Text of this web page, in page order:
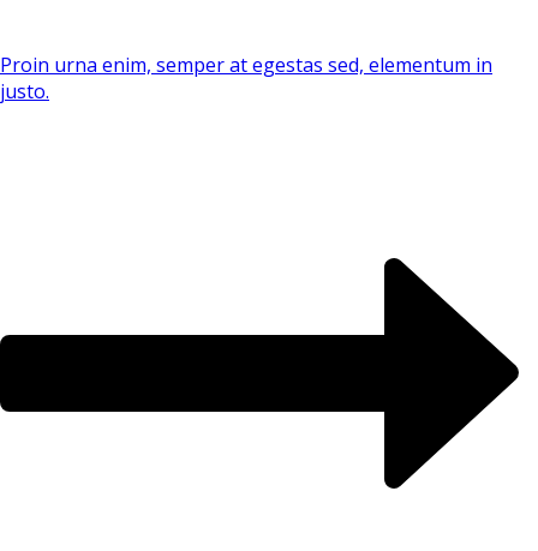
Proin urna enim, semper at egestas sed, elementum in
justo.